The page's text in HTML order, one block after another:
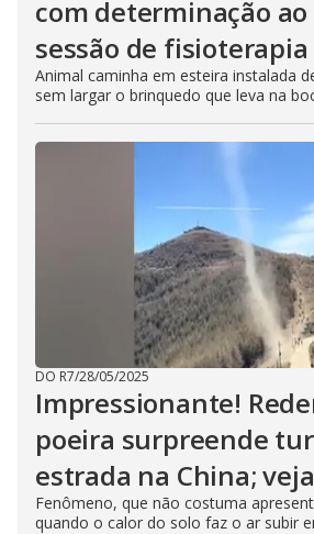
com determinação
sessão de fisioterapia
Animal caminha em esteira instalada
sem largar o brinquedo que leva na
DO R7/28/05/2025
Impressionante!
poeira surpreende
estrada na China;
Fenômeno, que não costuma
quando o calor do solo faz o ar subir